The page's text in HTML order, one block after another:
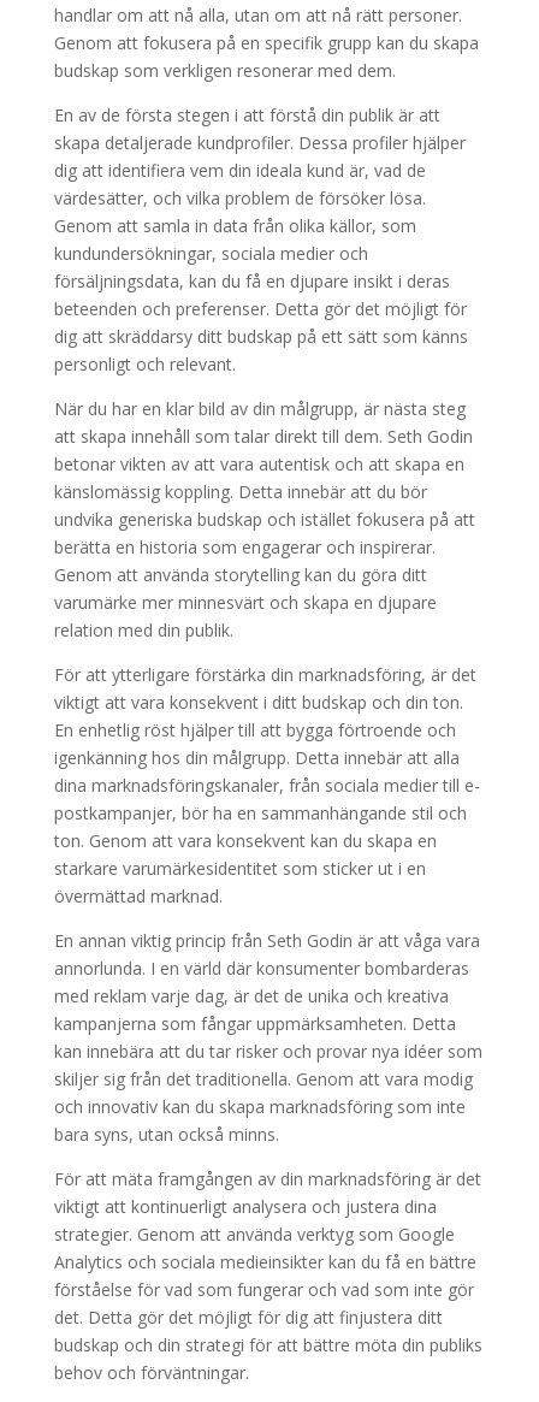
handlar om att nå alla, utan om att nå rätt personer.
Genom att fokusera på en specifik grupp kan du skapa
budskap som verkligen resonerar med dem.
En av de första stegen i att förstå din publik är att
skapa detaljerade kundprofiler. Dessa profiler hjälper
dig att identifiera vem din ideala kund är, vad de
värdesätter, och vilka problem de försöker lösa.
Genom att samla in data från olika källor, som
kundundersökningar, sociala medier och
försäljningsdata, kan du få en djupare insikt i deras
beteenden och preferenser. Detta gör det möjligt för
dig att skräddarsy ditt budskap på ett sätt som känns
personligt och relevant.
När du har en klar bild av din målgrupp, är nästa steg
att skapa innehåll som talar direkt till dem. Seth Godin
betonar vikten av att vara autentisk och att skapa en
känslomässig koppling. Detta innebär att du bör
undvika generiska budskap och istället fokusera på att
berätta en historia som engagerar och inspirerar.
Genom att använda storytelling kan du göra ditt
varumärke mer minnesvärt och skapa en djupare
relation med din publik.
För att ytterligare förstärka din marknadsföring, är det
viktigt att vara konsekvent i ditt budskap och din ton.
En enhetlig röst hjälper till att bygga förtroende och
igenkänning hos din målgrupp. Detta innebär att alla
dina marknadsföringskanaler, från sociala medier till e-
postkampanjer, bör ha en sammanhängande stil och
ton. Genom att vara konsekvent kan du skapa en
starkare varumärkesidentitet som sticker ut i en
övermättad marknad.
En annan viktig princip från Seth Godin är att våga vara
annorlunda. I en värld där konsumenter bombarderas
med reklam varje dag, är det de unika och kreativa
kampanjerna som fångar uppmärksamheten. Detta
kan innebära att du tar risker och provar nya idéer som
skiljer sig från det traditionella. Genom att vara modig
och innovativ kan du skapa marknadsföring som inte
bara syns, utan också minns.
För att mäta framgången av din marknadsföring är det
viktigt att kontinuerligt analysera och justera dina
strategier. Genom att använda verktyg som Google
Analytics och sociala medieinsikter kan du få en bättre
förståelse för vad som fungerar och vad som inte gör
det. Detta gör det möjligt för dig att finjustera ditt
budskap och din strategi för att bättre möta din publiks
behov och förväntningar.